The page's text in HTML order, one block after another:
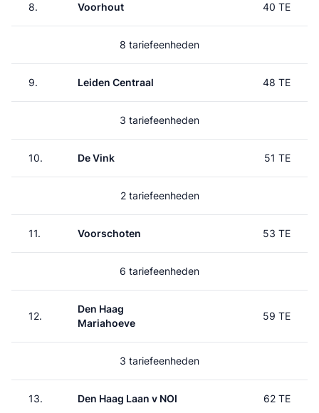
8. Voorhout 40 TE
8 tariefeenheden
9. Leiden Centraal 48 TE
3 tariefeenheden
10. De Vink 51 TE
2 tariefeenheden
11. Voorschoten 53 TE
6 tariefeenheden
12.
Den Haag
Mariahoeve
59 TE
3 tariefeenheden
13. Den Haag Laan v NOI 62 TE